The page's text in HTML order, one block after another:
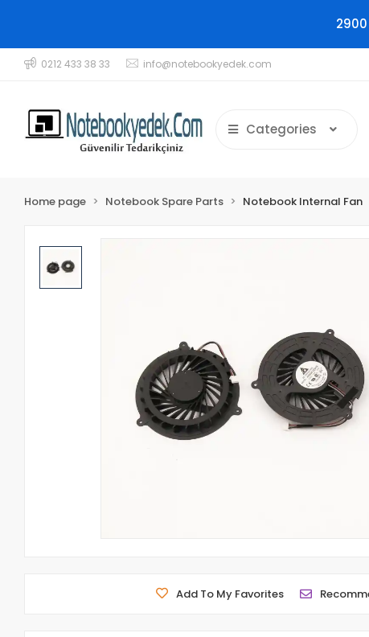
0212 433 38 33 info@notebookyedek.com
Categories
Home page Notebook Spare Parts Notebook Internal Fan
Add To My Favorites